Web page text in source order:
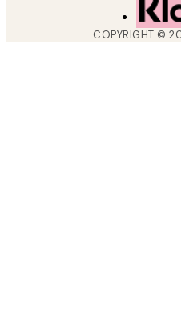
COPYRIGHT ©